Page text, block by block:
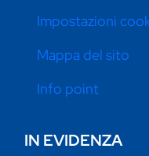
Impostazioni
Mappa del sito
Info point
IN EVIDENZA